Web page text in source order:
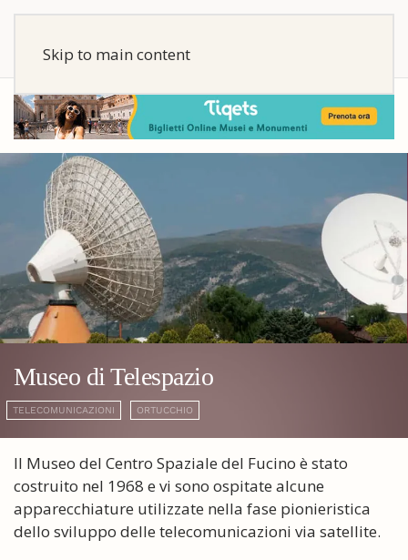
Skip to main content
Museo di Telespazio
TELECOMUNICAZIONI ORTUCCHIO
Il Museo del Centro Spaziale del Fucino è stato
costruito nel 1968 e vi sono ospitate alcune
apparecchiature utilizzate nella fase pionieristica
dello sviluppo delle telecomunicazioni via satellite.